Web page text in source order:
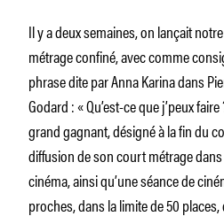
Il y a deux semaines, on lançait
métrage confiné, avec comme
phrase dite par Anna Karina dans
Godard :« Qu’est-ce que j’peux
grand gagnant, désigné à la fin du
diffusion de son court métrage
cinéma, ainsi qu’une séance de
proches, dans la limite de 50